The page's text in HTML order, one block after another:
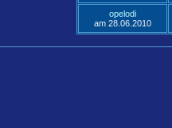
opelodi
am 28.06.2010